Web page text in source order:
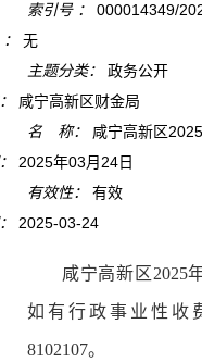
索引号 ：
000014349/
无
主题分类：
政务公开
咸宁高新区财金局
名 称：
咸宁高新区
2025年03月24日
有效性：
有效
2025-03-24
咸宁高新区2025
如有行政事业性收
8102107。